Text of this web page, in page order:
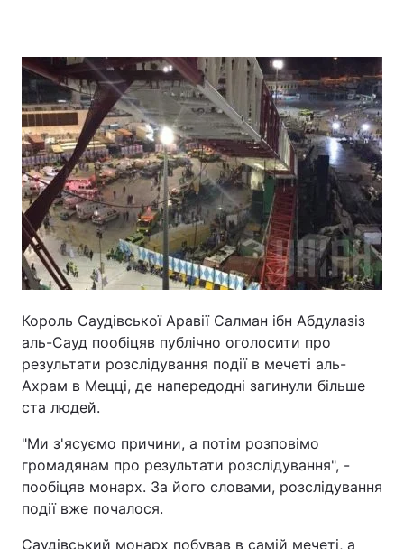
Король Саудівської Аравії Салман ібн Абдулазіз
аль-Сауд пообіцяв публічно оголосити про
результати розслідування події в мечеті аль-
Ахрам в Мецці, де напередодні загинули більше
ста людей.
"Ми з'ясуємо причини, а потім розповімо
громадянам про результати розслідування", -
пообіцяв монарх. За його словами, розслідування
події вже почалося.
Саудівський монарх побував в самій мечеті, а